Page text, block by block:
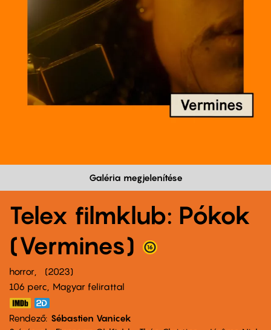
Galéria megjelenítése
Telex filmklub: Pókok
(Vermines)
horror
2023
106 perc,
Magyar felirattal
Rendező Sébastien Vanicek